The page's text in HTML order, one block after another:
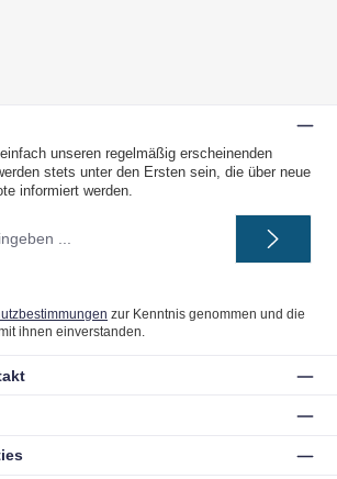
unseren regelmäßig erscheinenden
stets unter den Ersten sein, die über neue
informiert werden.
zur Kenntnis genommen und die
ihnen einverstanden.